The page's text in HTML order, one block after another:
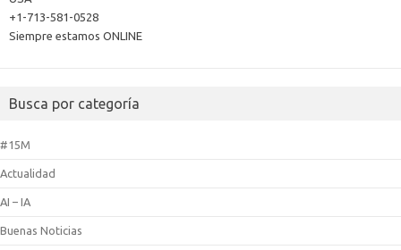
+1-713-581-0528
Siempre estamos ONLINE
Busca por categoría
#15M
Actualidad
AI – IA
Buenas Noticias